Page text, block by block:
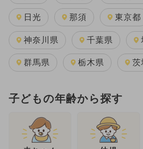
日光 那須 東京都
神奈川県 千葉県
群馬県 栃木県 茨
子どもの年齢から探す